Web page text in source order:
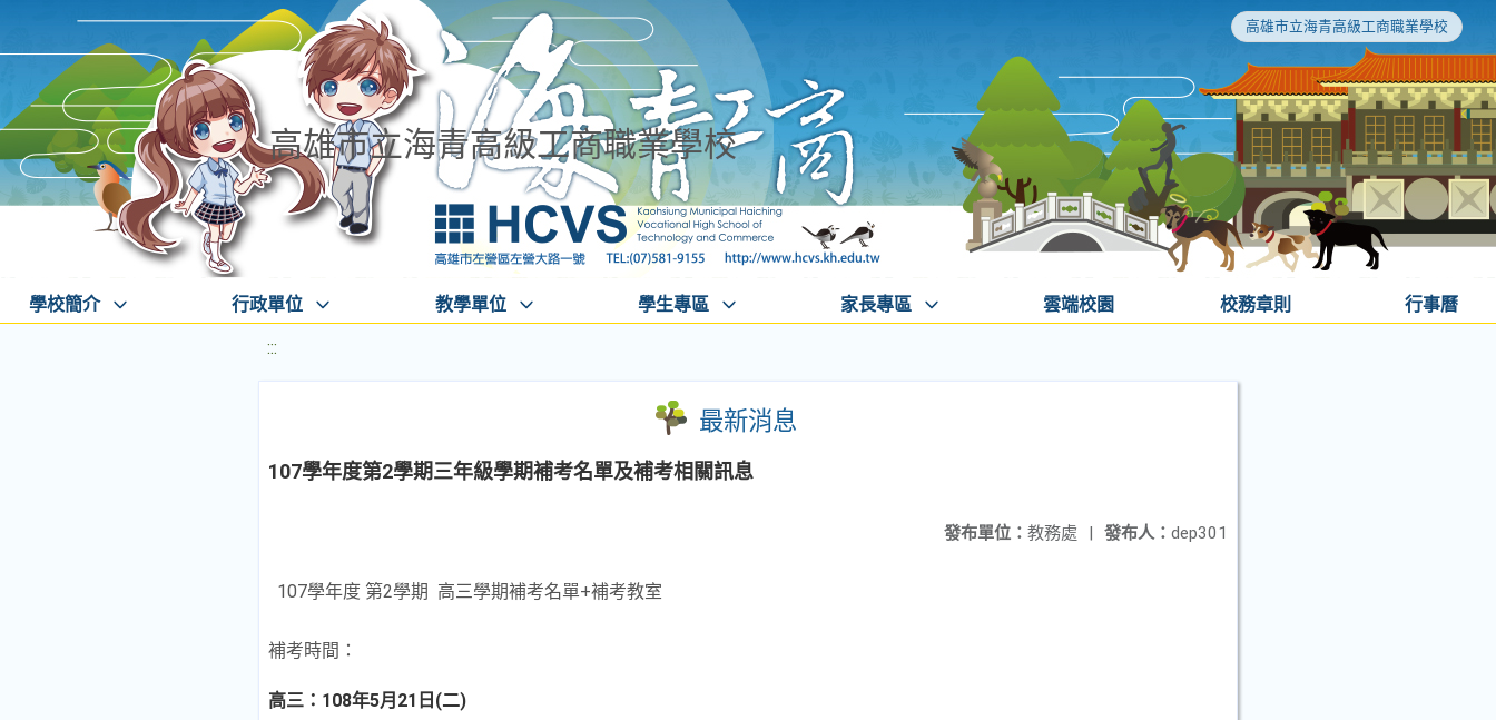
高雄市立海青高級工商職業學校
高雄市立海青高級工商職業學校
學校簡介 行政單位 教學單位 學生專區 家長專區 雲端校園 校務章則 行事曆
:::
最新消息
107學年度第2學期三年級學期補考名單及補考相關訊息
發布人： dep301
發布單位： 教務處 |
107學年度 第2學期 高三學期補考名單+補考教室
補考時間：
高三：108年5月21日(二)